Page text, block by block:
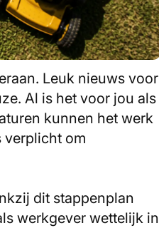
Leuk nieuws voor
Al is het voor jou als
kunnen het werk
verplicht om
dit stappenplan
werkgever wettelijk in